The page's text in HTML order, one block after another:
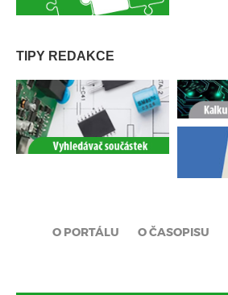
TIPY REDAKCE
O PORTÁLU O ČASOPISU